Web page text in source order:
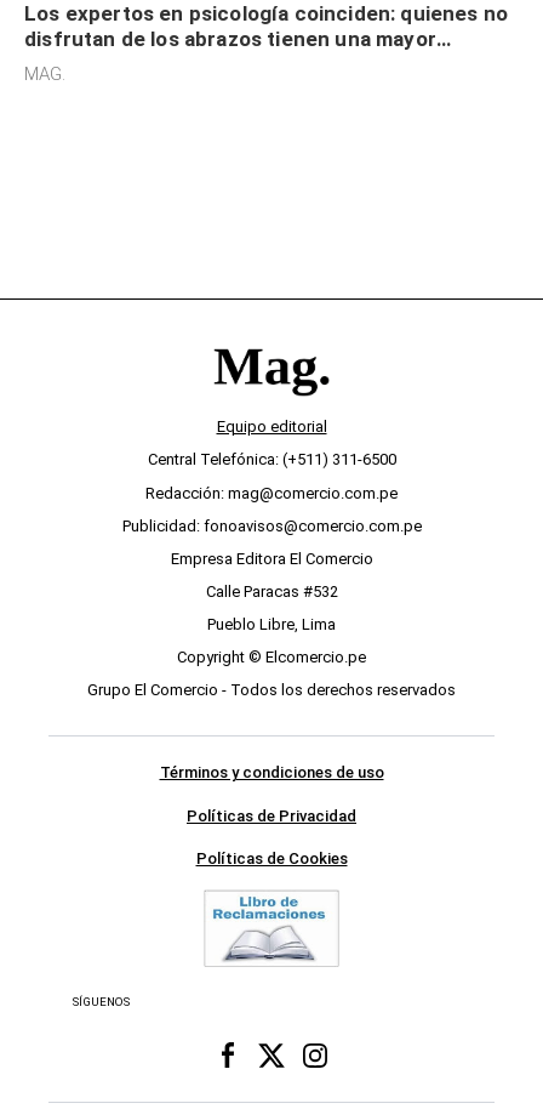
Los expertos en psicología coinciden: quienes no
disfrutan de los abrazos tienen una mayor
sensibilidad a los estímulos físicos y no es por
MAG.
Equipo editorial
Central Telefónica: (+511) 311-6500
Redacción: mag@comercio.com.pe
Publicidad: fonoavisos@comercio.com.pe
Empresa Editora El Comercio
Calle Paracas #532
Pueblo Libre, Lima
Copyright © Elcomercio.pe
Grupo El Comercio - Todos los derechos reservados
Términos y condiciones de uso
Políticas de Privacidad
Políticas de Cookies
SÍGUENOS